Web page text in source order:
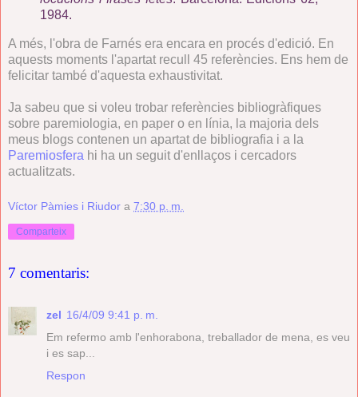
1984.
A més, l'obra de Farnés era encara en procés d'edició. En
aquests moments l'apartat recull 45 referències. Ens hem de
felicitar també d'aquesta exhaustivitat.
Ja sabeu que si voleu trobar referències bibliogràfiques
sobre paremiologia, en paper o en línia, la majoria dels
meus blogs contenen un apartat de bibliografia i a la
Paremiosfera hi ha un seguit d'enllaços i cercadors
actualitzats.
Víctor Pàmies i Riudor a 7:30 p. m.
Comparteix
7 comentaris:
zel 16/4/09 9:41 p. m.
Em refermo amb l'enhorabona, treballador de mena, es veu
i es sap...
Respon